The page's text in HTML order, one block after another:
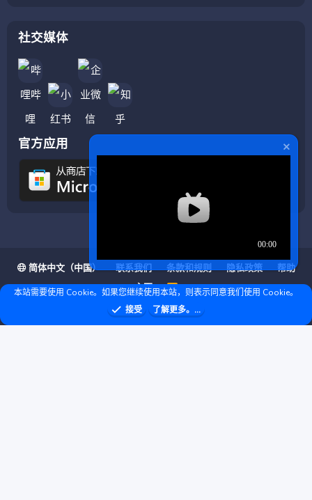
社交媒体
官方应用
简体中文（中国） 联系我们 条款和规则 隐私政策
帮助
主页
R
S
S
❤ © Copyright 2020–2026 基岩科技 版权所有 |Microsoft Marketplace
本站需要使用 Cookie。如果您继续使用本站，则表示同意我们使用 Cookie。
接受
了解更多。...